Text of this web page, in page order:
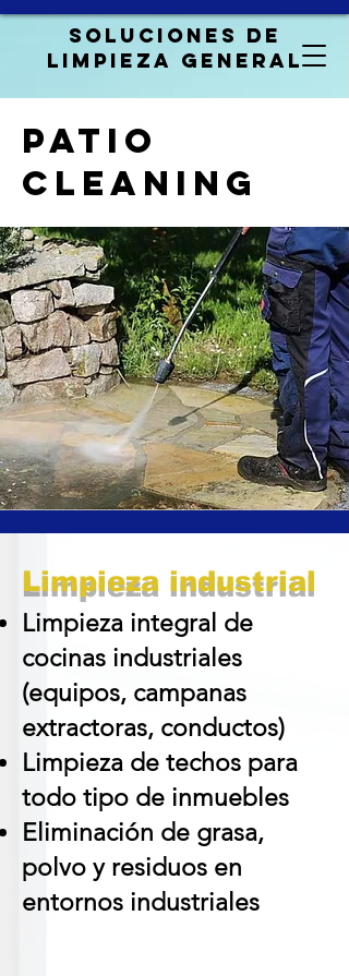
Soluciones de
limpieza general
PATIO
CLEANING
Limpieza industrial
Limpieza integral de
cocinas industriales
(equipos, campanas
extractoras, conductos)
Limpieza de techos para
todo tipo de inmuebles
Eliminación de grasa,
polvo y residuos en
entornos industriales